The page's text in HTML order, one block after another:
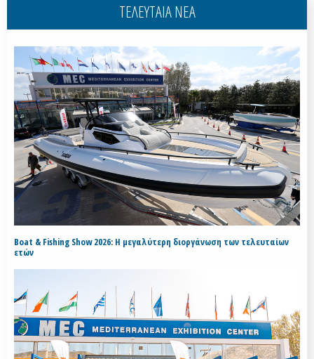
ΤΕΛΕΥΤΑΙΑ ΝΕΑ
Boat & Fishing Show 2026: Η μεγαλύτερη διοργάνωση των τελευταίων
ετών